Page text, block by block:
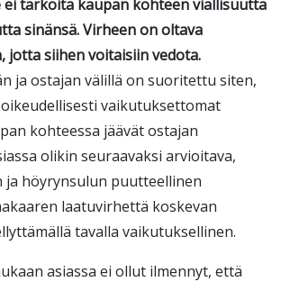
tarkoita kaupan kohteen viallisuutta
sinänsä. Virheen on oltava
jotta siihen voitaisiin vedota.
ja ostajan välillä on suoritettu siten,
vaikutuksettomat
kohteessa jäävät ostajan
olikin seuraavaksi arvioitava,
ja höyrynsulun puutteellinen
laatuvirhettä koskevan
tavalla vaikutuksellinen.
asiassa ei ollut ilmennyt, että